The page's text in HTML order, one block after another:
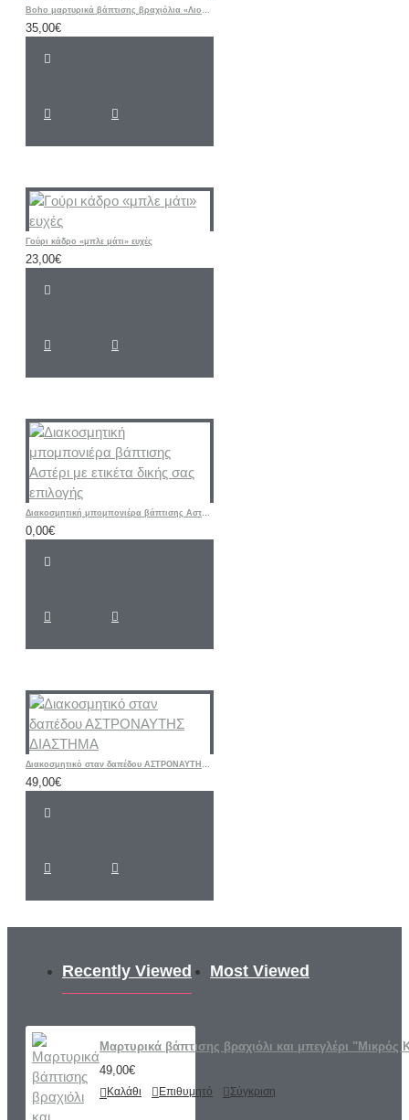
Boho μαρτυρικά βάπτισης βραχιόλια «Λιοντάρι / ΣΑΦΑΡΙ / Ζωάκια”
35,00€
Γούρι κάδρο «μπλε μάτι» ευχές
23,00€
Διακοσμητική μπομπονιέρα βάπτισης Αστέρι με ετικέτα δικής σας επιλογής
0,00€
Διακοσμητικό σταν δαπέδου ΑΣΤΡΟΝΑΥΤΗΣ ΔΙΑΣΤΗΜΑ
49,00€
Recently Viewed Most Viewed
Μαρτυρικά βάπτισης βραχιόλι και μπεγλέρι "Μικρός
49,00€
Καλάθι Επιθυμητό Σύγκριση